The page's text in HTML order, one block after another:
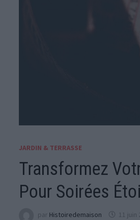
JARDIN & TERRASSE
Transformez
Pour Soirées
par Histoiredemaison 11 juin